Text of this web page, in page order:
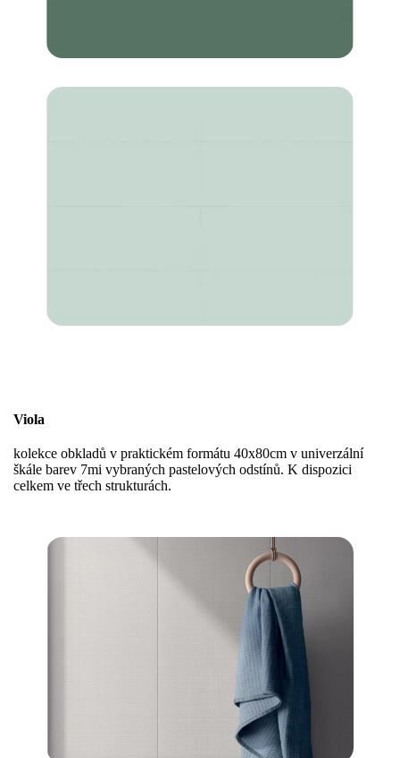
Viola
kolekce obkladů v praktickém formátu 40x80cm v univerzální
škále barev 7mi vybraných pastelových odstínů. K dispozici
celkem ve třech strukturách.